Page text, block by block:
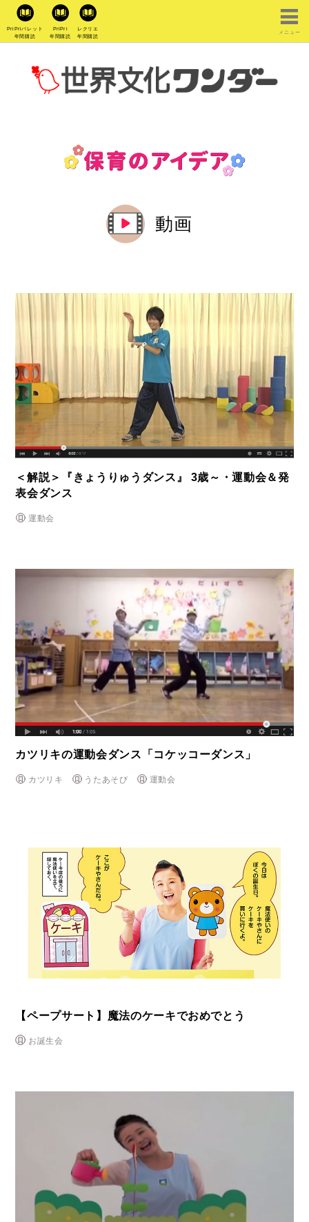
PriPriパレット
年間購読
PriPri
年間購読
レクリエ
年間購読
メニュー
動画
＜解説＞『きょうりゅうダンス』 3歳～・運動会＆発
表会ダンス
運動会
カツリキの運動会ダンス「コケッコーダンス」
カツリキ うたあそび 運動会
【ペープサート】魔法のケーキでおめでとう
お誕生会